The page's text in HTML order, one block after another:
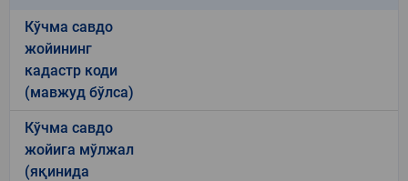
Кўчма савдо
жойининг
кадастр коди
(мавжуд бўлса)
Кўчма савдо
жойига мўлжал
(яқинида